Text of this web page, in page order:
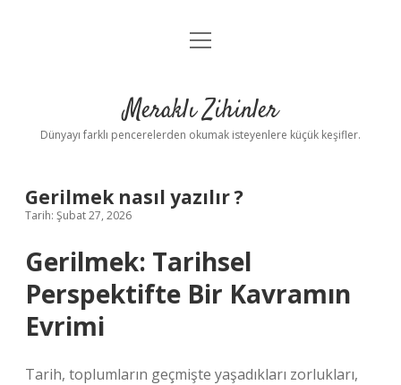
Anasayfa
Yasal Uyarı
menüyü
Meraklı Zihinler
Dünyayı farklı pencerelerden okumak isteyenlere küçük keşifler.
Gerilmek nasıl yazılır ?
Tarih: Şubat 27, 2026
Gerilmek: Tarihsel
Perspektifte Bir Kavramın
Evrimi
Tarih, toplumların geçmişte yaşadıkları zorlukları,